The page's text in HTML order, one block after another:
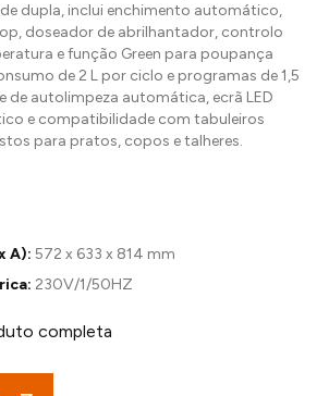
dupla, inclui enchimento automático,
doseador de abrilhantador, controlo
e função Green para poupança
de 2 L por ciclo e programas de 1,5
de autolimpeza automática, ecrã LED
e compatibilidade com tabuleiros
para pratos, copos e talheres.
A): 572 x 633 x 814 mm
230V/1/50HZ
completa